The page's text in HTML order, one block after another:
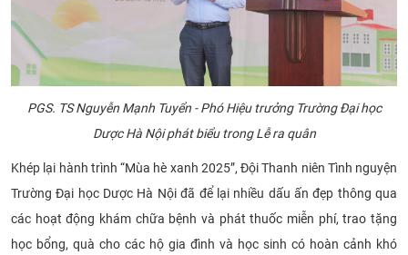
PGS. TS Nguyễn Mạnh Tuyển - Phó Hiệu trưởng Trường Đại học
Dược Hà Nội phát biểu trong Lễ ra quân
Khép lại hành trình “Mùa hè xanh 2025”, Đội Thanh niên Tình nguyện
Trường Đại học Dược Hà Nội đã để lại nhiều dấu ấn đẹp thông qua
các hoạt động khám chữa bệnh và phát thuốc miễn phí, trao tặng
học bổng, quà cho các hộ gia đình và học sinh có hoàn cảnh khó